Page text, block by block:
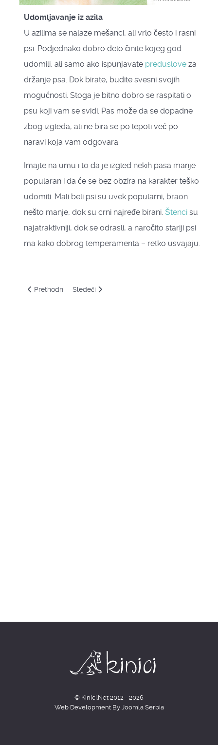
Udomljavanje iz azila
U azilima se nalaze mešanci, ali vrlo često i rasni
psi. Podjednako dobro delo činite kojeg god
udomili, ali samo ako ispunjavate preduslove za
držanje psa. Dok birate, budite svesni svojih
mogućnosti. Stoga je bitno dobro se raspitati o
psu koji vam se svidi. Pas može da se dopadne
zbog izgleda, ali ne bira se po lepoti već po
naravi koja vam odgovara.
Imajte na umu i to da je izgled nekih pasa manje
popularan i da će se bez obzira na karakter teško
udomiti. Mali beli psi su uvek popularni, braon
nešto manje, dok su crni najređe birani. Štenci su
najatraktivniji, dok se odrasli, a naročito stariji psi
ma kako dobrog temperamenta – retko usvajaju.
Prethodni članak: Odabir rasnog psa
Prethodni Sledeći članak: Preduslovi
Sledeći
© Kinici.Net 2012 - 2026
Web Development By Joomla Serbia